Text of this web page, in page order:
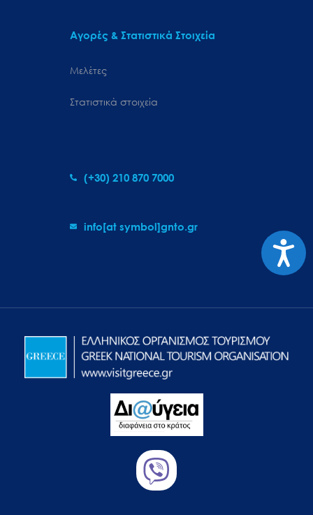
Αγορές & Στατιστικά Στοιχεία
Μελέτες
Στατιστικά στοιχεία
(+30) 210 870 7000
info[at symbol]gnto.gr